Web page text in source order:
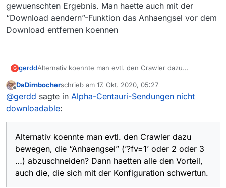
gewuenschten Ergebnis. Man haette auch mit der
“Download aendern”-Funktion das Anhaengsel vor dem
Download entfernen koennen
G gerddAlternativ koennte man evtl. den Crawler dazu
abzuschneiden? Dann haetten alle den Vorteil, auch die,
die sich mit der Konfiguration schwertun.
(Ich habe mir mal die URL einer solchen Sendung in
WGET heruebergezogen. Das hat mir dann die Datei
heruntergeladen und dabei (per default) den
Einfaches Umbenennen in {xxx}.mp4 fuehrte zum
Download entfernen koennen
Offline
DaDirnbocherschrieb am 17. Okt. 2020, 05:27
zuletzt editiert von
@gerdd sagte in Alpha-Centauri-Sendungen nicht
downloadable:
Alternativ koennte man evtl. den Crawler dazu
bewegen, die “Anhaengsel” (’?fv=1’ oder 2 oder 3
…) abzuschneiden? Dann haetten alle den Vorteil,
auch die, die sich mit der Konfiguration schwertun.